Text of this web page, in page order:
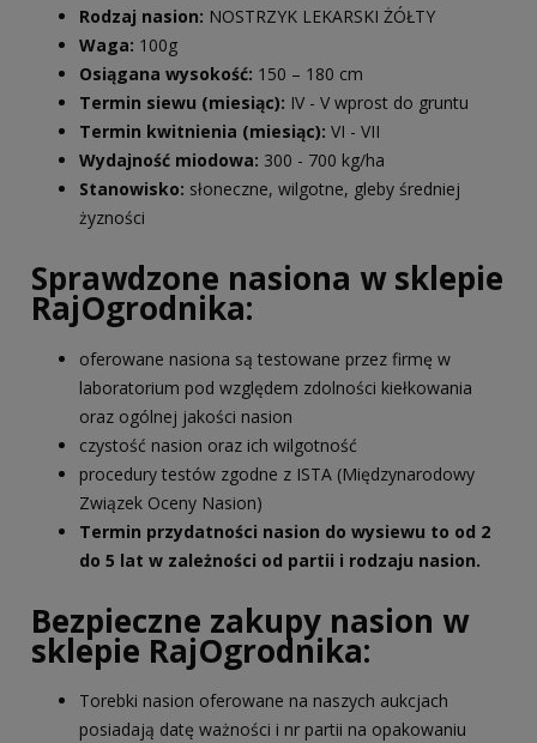
Rodzaj nasion: NOSTRZYK LEKARSKI ŻÓŁTY
Waga: 100g
Osiągana wysokość: 150 – 180 cm
Termin siewu (miesiąc): IV - V wprost do gruntu
Termin kwitnienia (miesiąc): VI - VII
Wydajność miodowa: 300 - 700 kg/ha
Stanowisko: słoneczne, wilgotne, gleby średniej
żyzności
Sprawdzone nasiona w sklepie
RajOgrodnika:
oferowane nasiona są testowane przez firmę w
laboratorium pod względem zdolności kiełkowania
oraz ogólnej jakości nasion
czystość nasion oraz ich wilgotność
procedury testów zgodne z ISTA (Międzynarodowy
Związek Oceny Nasion)
Termin przydatności nasion do wysiewu to od 2
do 5 lat w zależności od partii i rodzaju nasion.
Bezpieczne zakupy nasion w
sklepie RajOgrodnika:
Torebki nasion oferowane na naszych aukcjach
posiadają datę ważności i nr partii na opakowaniu